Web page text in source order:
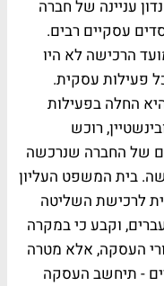
רובינשטיין (ע"א 3415/97) נדון עניינה של חברה
עסקיים רבים.
הרכישה לא היו
פעילות עסקית.
החלה בפעילות
רוכש
של החברה שנרכשה
בית המשפט העליון
לרכישת השליטה
וקבע כי במקרה
העסקה, אלא מטרה
- תיחשב העסקה